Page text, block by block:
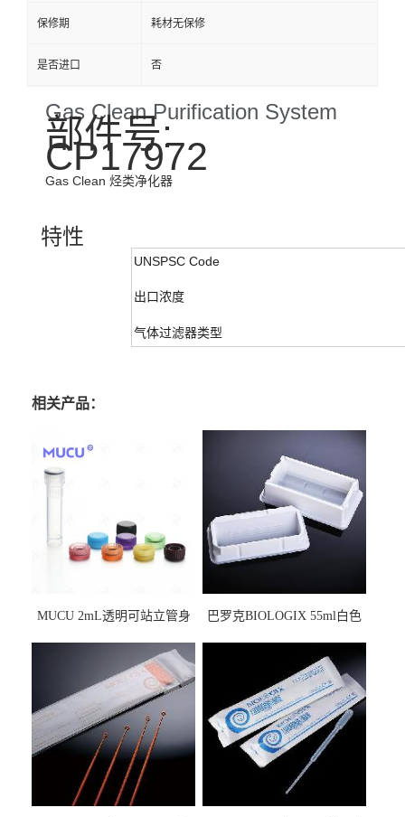
保修期 耗材无保修
是否进口 否
Gas Clean Purification System
部件号:
CP17972
Gas Clean 烃类净化器
特性
UNSPSC Code
出口浓度
气体过滤器类型
相关产品：
MUCU 2mL透明可站立管身
巴罗克BIOLOGIX 55ml白色
马射线灭菌25-0051